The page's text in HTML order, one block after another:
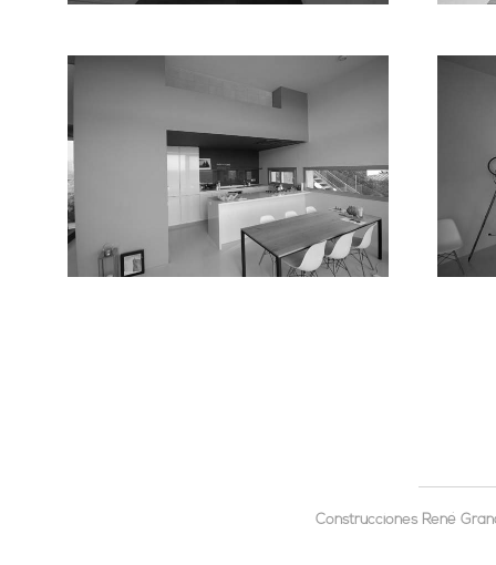
Construcciones René